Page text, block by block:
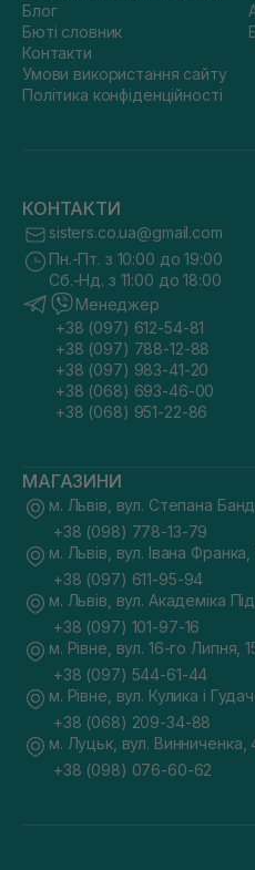
Блог
Бюті словник
Контакти
Умови використання сайту
Політика конфіденційності
КОНТАКТИ
sisters.co.ua@gmail.com
Пн.-Пт. з 10:00 до 19:00
Сб.-Нд. з 11:00 до 18:00
Менеджер
+38 (097) 612-54-81
+38 (097) 788-12-88
+38 (097) 983-41-20
+38 (068) 693-46-00
+38 (068) 951-22-86
МАГАЗИНИ
м. Львів, вул. Степана
+38 (098) 778-13-79
м. Львів, вул. Івана Франка,
+38 (097) 611-95-94
м. Львів, вул. Академіка
+38 (097) 101-97-16
м. Рівне, вул. 16-го Липня,
+38 (097) 544-61-44
м. Рівне, вул. Кулика і
+38 (068) 209-34-88
м. Луцьк, вул. Винниченка,
+38 (098) 076-60-62